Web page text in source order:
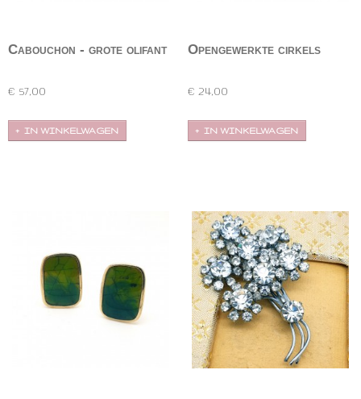
Cabouchon - grote olifant
€ 57,00
IN WINKELWAGEN
Opengewerkte cirkels
€ 24,00
IN WINKELWAGEN